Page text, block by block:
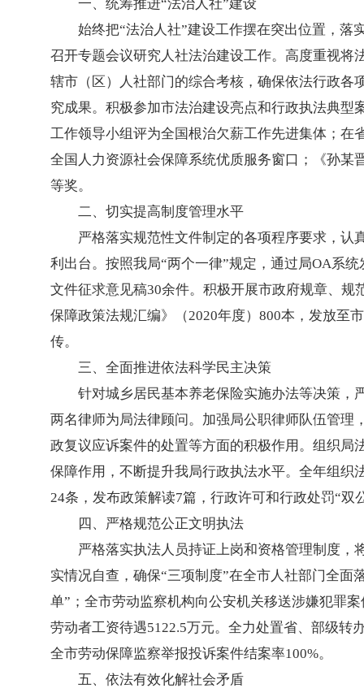
一、统筹推进“法治人社”建设
始终把“法治人社”建设工作摆在突出位置，
召开专题会议研究人社法治建设工作。高度重视
辖市（区）人社部门的综合考核，确保依法行政
究成果。积极参加市法治建设亮点和行政执法典
工作领导小组评为全国根治欠薪工作先进集体；在
全国人力资源社会保障系统优质服务窗口；《孙
等奖。
二、切实提高制度管理水平
严格落实规范性文件制定的各项程序要求，认
利出台。按照我局“两个一律”规定，通过局OA系
文件征求意见稿30余件。积极开展市政府规章、
保障政策法规汇编》（2020年度）800本，发放至
传。
三、全面推进依法科学民主决策
针对城乡居民基本养老保险实施办法等决策，
两名律师为局法律顾问。加强局公职律师队伍管
政复议应诉案件的处置等方面的积极作用。组织
保障作用，不断提升我局行政执法水平。全年组织
24条，发布政策解读7篇，行政许可和行政处罚“双
四、严格规范公正文明执法
严格落实执法人员持证上岗和资格管理制度，
实情况自查，确保“三项制度”在全市人社部门全
单”；全市劳动监察机构向公安机关移送涉嫌犯罪
劳动者工资待遇5122.5万元。全力处置省、部级转
全市劳动保障监察举报投诉案件结案率100%。
五、依法有效化解社会矛盾